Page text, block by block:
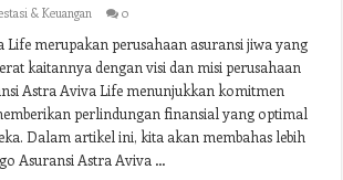
& Keuangan 0
Life merupakan perusahaan asuransi jiwa yang
kaitannya dengan visi dan misi perusahaan
Astra Aviva Life menunjukkan komitmen
perlindungan finansial yang optimal
Dalam artikel ini, kita akan membahas lebih
Asuransi Astra Aviva …